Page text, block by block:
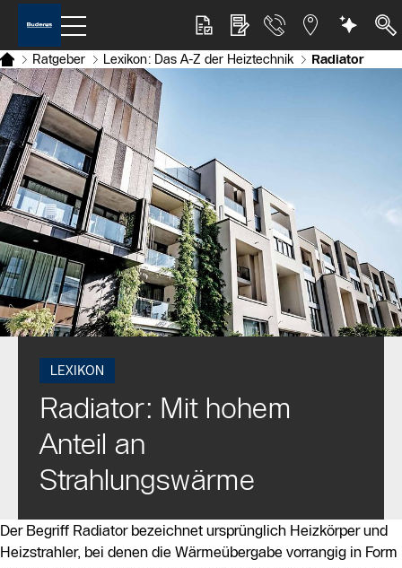
Ratgeber Lexikon: Das A-Z der Heiztechnik Radiator
LEXIKON
Radiator: Mit hohem
Anteil an
Strahlungswärme
Der Begriff Radiator bezeichnet ursprünglich Heizkörper und
Heizstrahler, bei denen die Wärmeübergabe vorrangig in Form